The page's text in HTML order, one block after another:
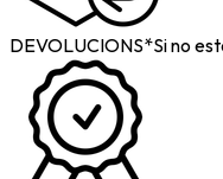
DEVOLUCIONS*Si no